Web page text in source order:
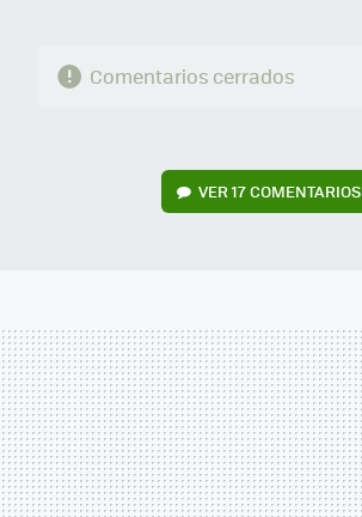
Comentarios cerrados
VER17 COMENTARIOS